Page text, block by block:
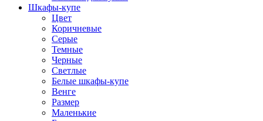
Шкафы-купе
Цвет
Коричневые
Серые
Темные
Черные
Светлые
Белые шкафы-купе
Венге
Размер
Маленькие